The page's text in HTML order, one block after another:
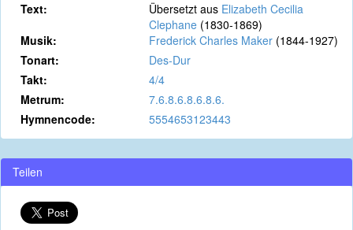
Text:
Übersetzt aus Elizabeth Cecilia
Clephane (1830-1869)
Musik:
Frederick Charles Maker (1844-1927)
Tonart:
Des-Dur
Takt:
4/4
Metrum:
7.6.8.6.8.6.8.6.
Hymnencode:
5554653123443
Teilen